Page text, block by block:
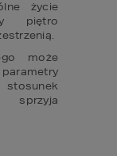
życie
piętro
może
sprzyja